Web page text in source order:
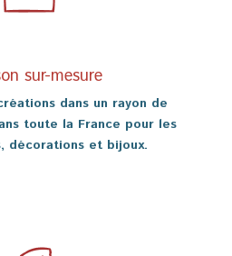
sur-mesure
dans un rayon de
toute la France pour les
décorations et bijoux.